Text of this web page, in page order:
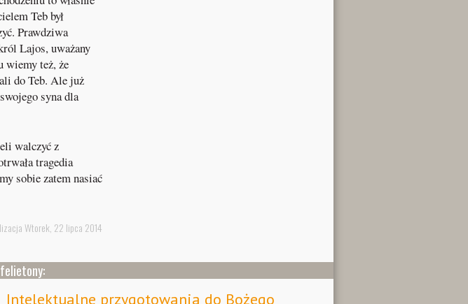
Teb był
Prawdziwa
Lajos, uważany
wiemy też, że
do Teb. Ale już
syna dla
walczyć z
tragedia
sobie zatem nasiać
Wtorek, 22 lipca 2014
Intelektualne przygotowania do Bożego